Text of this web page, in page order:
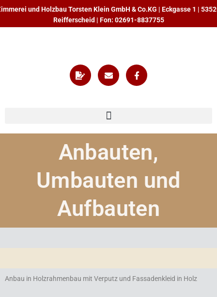
Zum
springen
und Holzbau Torsten Klein GmbH & Co.KG | Eckgasse 1 |
Reifferscheid | Fon: 02691-8837755
F
i
l
n
t
u
e
E
n
v
p
F
a
c
-
Anbauten,
Umbauten und
Aufbauten
Anbau in Holzrahmenbau mit Verputz und Fassadenkleid in Holz